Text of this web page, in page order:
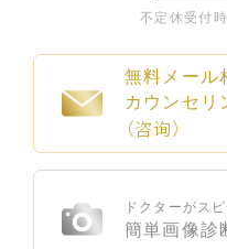
不定休 受付
無料メール
カウンセリ
（咨询）
ドクターがス
簡単画像診